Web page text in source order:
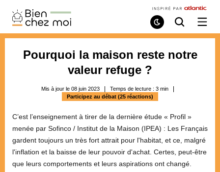
Bien
Chez
Moi
Mode
de
Recherche
/
Pourquoi la maison reste notre
valeur refuge ?
Mis à jour le 08 juin 2023 Temps de lecture : 3 min
Participez au débat (25 réactions)
C’est l’enseignement à tirer de la dernière étude « Profil »
menée par Sofinco / Institut de la Maison (IPEA) : Les Français
gardent toujours un très fort attrait pour l'habitat, et ce, malgré
l'inflation et la baisse de leur pouvoir d'achat. Certes, peut-être
que leurs comportements et leurs aspirations ont changé.